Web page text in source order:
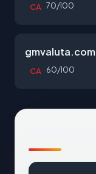
CA 70/100
gmvaluta.com
CA 60/100